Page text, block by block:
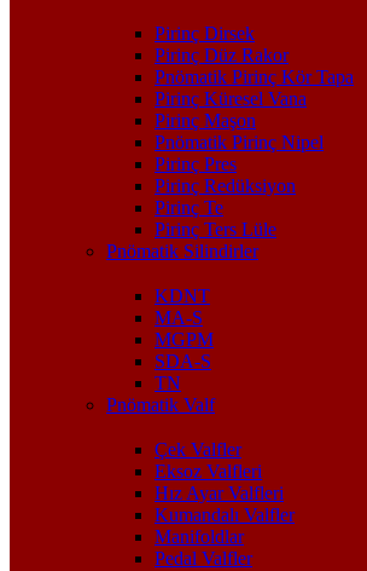
Pirinç Dirsek
Pirinç Düz Rakor
Pnömatik Pirinç Kör Tapa
Pirinç Küresel Vana
Pirinç Maşon
Pnömatik Pirinç Nipel
Pirinç Pres
Pirinç Redüksiyon
Pirinç Te
Pirinç Ters Lüle
Pnömatik Silindirler
KDNT
MA-S
MGPM
SDA-S
TN
Pnömatik Valf
Çek Valfler
Eksoz Valfleri
Hız Ayar Valfleri
Kumandalı Valfler
Manifoldlar
Pedal Valfler